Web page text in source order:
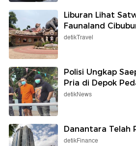
Liburan Lihat
Faunaland
detikTravel
Polisi Ungkap
Pria di Depok
detikNews
Danantara Telah
detikFinance